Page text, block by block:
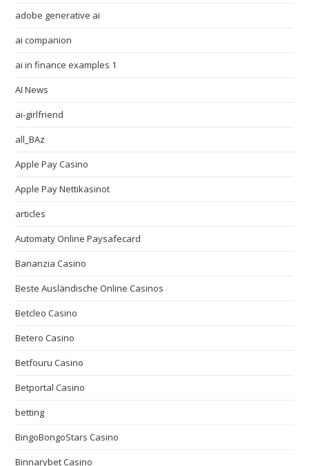
adobe generative ai
ai companion
ai in finance examples 1
AI News
ai-girlfriend
all_BAz
Apple Pay Casino
Apple Pay Nettikasinot
articles
Automaty Online Paysafecard
Bananzia Casino
Beste Ausländische Online Casinos
Betcleo Casino
Betero Casino
Betfouru Casino
Betportal Casino
betting
BingoBongoStars Casino
Binnarybet Casino